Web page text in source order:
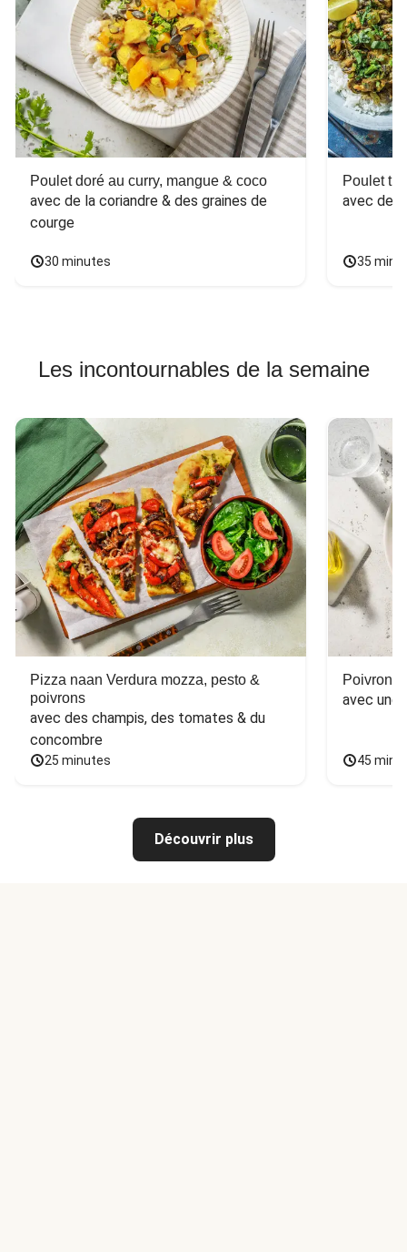
Poulet doré au curry, mangue & coco
avec de la coriandre & des graines de
courge
30 minutes
Poulet
avec des
35
Les incontournables de la semaine
Pizza naan Verdura mozza, pesto &
poivrons
avec des champis, des tomates & du
concombre
25 minutes
Poivron
avec une
45
Découvrir plus